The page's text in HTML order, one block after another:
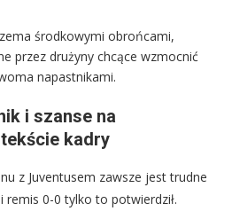
środkowymi obrońcami,
przez drużyny chcące wzmocnić
napastnikami.
i szanse na
kadry
z Juventusem zawsze jest trudne
0-0 tylko to potwierdził.